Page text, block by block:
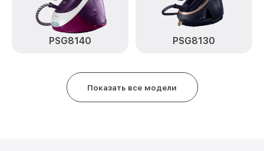
PSG8140 PSG8130
Показать все модели